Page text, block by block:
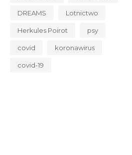
DREAMS Lotnictwo
Herkules Poirot psy
covid koronawirus
covid-19